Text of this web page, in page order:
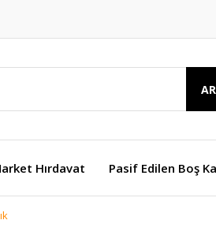
Hırdavat Pasif Edilen Boş